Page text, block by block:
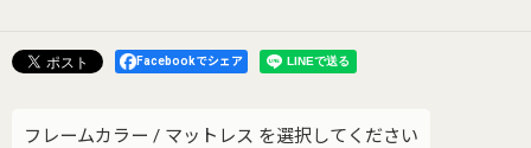
Facebookでシェア
フレームカラー / マットレス を選択してください